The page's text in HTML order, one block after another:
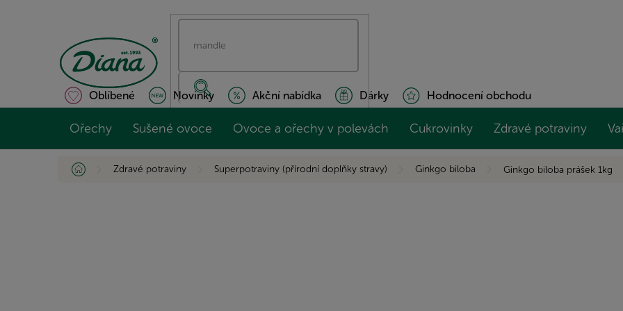
Oblíbené Novinky Akční nabídka Dárky Hodnocení obchodu
Ořechy Sušené ovoce Ovoce a ořechy v polevách Cukrovinky Zdravé potraviny
Domů Zdravé potraviny Superpotraviny (přírodní doplňky stravy) Ginkgo biloba Ginkgo biloba prášek 1kg